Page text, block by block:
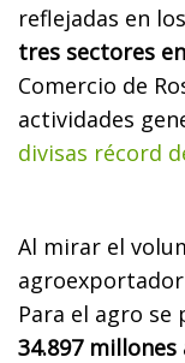
reflejadas en los
tres sectores
Comercio de
actividades
divisas récord
Al mirar el
Para el agro se
34.897 millones